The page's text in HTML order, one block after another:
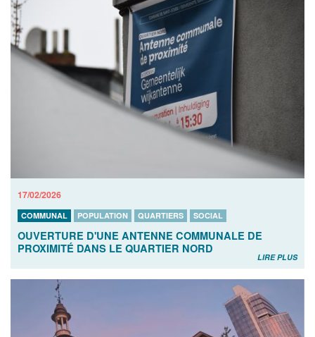
17/02/2026
COMMUNAL POPULATION QUARTIERS SOCIAL
OUVERTURE D'UNE ANTENNE COMMUNALE DE
PROXIMITÉ DANS LE QUARTIER NORD
LIRE PLUS